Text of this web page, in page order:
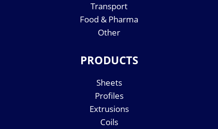
Transport
Food & Pharma
Other
PRODUCTS
Sheets
Profiles
Extrusions
Coils